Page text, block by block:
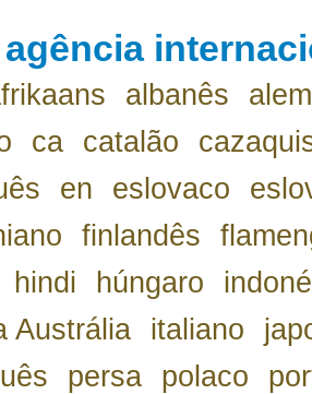
agência
albanês
ca catalão
en eslovaco
finlandês
hindi húngaro
Austrália
italiano
persa polaco